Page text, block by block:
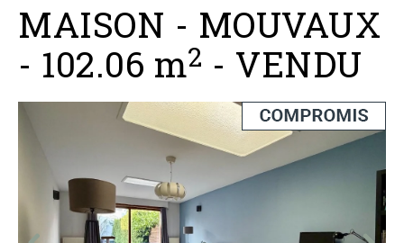
MAISON - MOUVAUX
- 102.06 m2 - VENDU